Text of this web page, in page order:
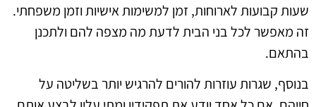
שעות קבועות לארוחות, זמן למשימות אישיות וזמן משפחתי.
זה מאפשר לכל בני הבית לדעת מה מצפה להם ולתכנן
בהתאם.
בנוסף, שגרות עוזרות להורים להרגיש יותר בשליטה על